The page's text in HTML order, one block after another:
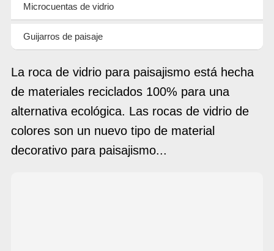
Microcuentas de vidrio
Guijarros de paisaje
La roca de vidrio para paisajismo está hecha
de materiales reciclados 100% para una
alternativa ecológica. Las rocas de vidrio de
colores son un nuevo tipo de material
decorativo para paisajismo...